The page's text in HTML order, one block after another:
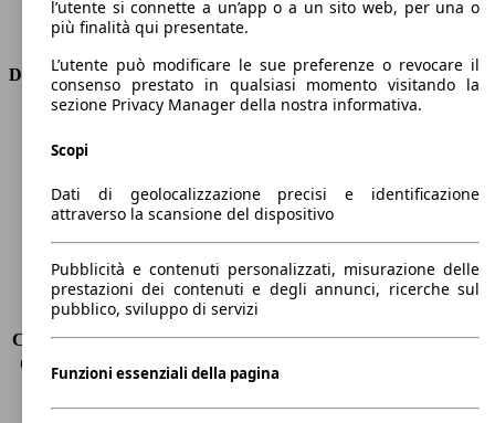
Tipo di trazione
trazione anteriore
Dimensioni
Lunghezza
Passo
2590 mm
Peso massimo
1966 kg
Carico massimo
486 kg
Porte
5
Sedili
5
Carico sul tetto
-
Capacità di traino (senza freni) -
Capacità di traino (con freni)
338 - 1225 l
l’utente si connette a un’app o a un sito web, per una o
più finalità qui presentate.
L’utente può modificare le sue preferenze o revocare il
consenso prestato in qualsiasi momento visitando la
sezione Privacy Manager della nostra informativa.
Scopi
Dati di geolocalizzazione precisi e identificazione
attraverso la scansione del dispositivo
Pubblicità e contenuti personalizzati, misurazione delle
prestazioni dei contenuti e degli annunci, ricerche sul
pubblico, sviluppo di servizi
Funzioni essenziali della pagina